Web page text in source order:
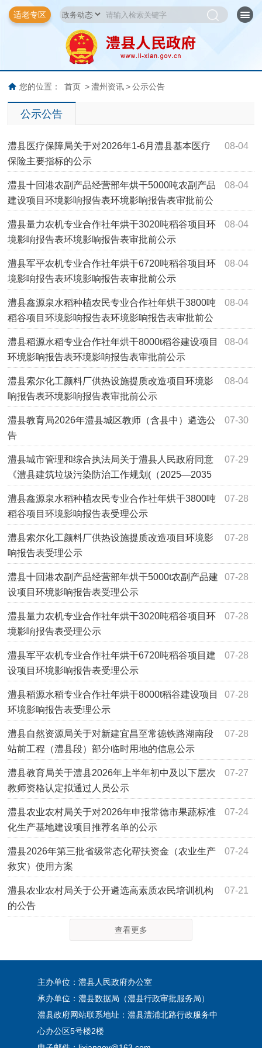
适老专区
您的位置： 首页 > 澧州资讯 > 公示公告
公示公告
08-04
澧县医疗保障局关于对2026年1-6月澧县基本医疗
保险主要指标的公示
08-04
澧县十回港农副产品经营部年烘干5000吨农副产品
建设项目环境影响报告表环境影响报告表审批前公
08-04
澧县量力农机专业合作社年烘干3020吨稻谷项目环
境影响报告表环境影响报告表审批前公示
08-04
澧县军平农机专业合作社年烘干6720吨稻谷项目环
境影响报告表环境影响报告表审批前公示
08-04
澧县鑫源泉水稻种植农民专业合作社年烘干3800吨
稻谷项目环境影响报告表环境影响报告表审批前公
08-04
澧县稻源水稻专业合作社年烘干8000t稻谷建设项目
环境影响报告表环境影响报告表审批前公示
08-04
澧县索尔化工颜料厂供热设施提质改造项目环境影
响报告表环境影响报告表审批前公示
07-30
澧县教育局2026年澧县城区教师（含县中）遴选公
告
07-29
澧县城市管理和综合执法局关于澧县人民政府同意
《澧县建筑垃圾污染防治工作规划(（2025—2035
07-28
澧县鑫源泉水稻种植农民专业合作社年烘干3800吨
稻谷项目环境影响报告表受理公示
07-28
澧县索尔化工颜料厂供热设施提质改造项目环境影
响报告表受理公示
07-28
澧县十回港农副产品经营部年烘干5000t农副产品建
设项目环境影响报告表受理公示
07-28
澧县量力农机专业合作社年烘干3020吨稻谷项目环
境影响报告表受理公示
07-28
澧县军平农机专业合作社年烘干6720吨稻谷项目建
设项目环境影响报告表受理公示
07-28
澧县稻源水稻专业合作社年烘干8000t稻谷建设项目
环境影响报告表受理公示
07-28
澧县自然资源局关于对新建宜昌至常德铁路湖南段
站前工程（澧县段）部分临时用地的信息公示
07-27
澧县教育局关于澧县2026年上半年初中及以下层次
教师资格认定拟通过人员公示
07-24
澧县农业农村局关于对2026年申报常德市果蔬标准
化生产基地建设项目推荐名单的公示
07-24
澧县2026年第三批省级常态化帮扶资金（农业生产
救灾）使用方案
07-21
澧县农业农村局关于公开遴选高素质农民培训机构
的公告
查看更多
主办单位：澧县人民政府办公室
承办单位：澧县数据局（澧县行政审批服务局）
澧县政府网站联系地址：澧县澧浦北路行政服务中
心办公区5号楼2楼